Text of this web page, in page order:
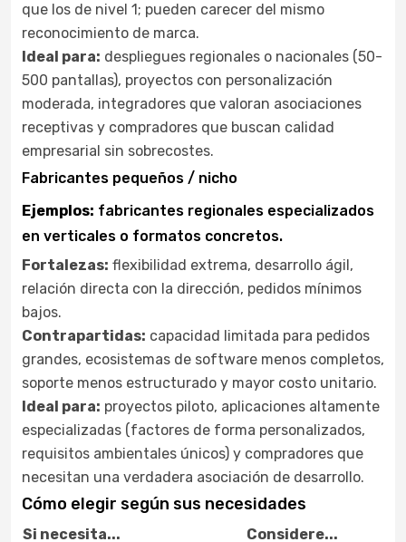
que los de nivel 1; pueden carecer del mismo
reconocimiento de marca.
Ideal para: despliegues regionales o nacionales (50-
500 pantallas), proyectos con personalización
moderada, integradores que valoran asociaciones
receptivas y compradores que buscan calidad
empresarial sin sobrecostes.
Fabricantes pequeños / nicho
Ejemplos: fabricantes regionales especializados
en verticales o formatos concretos.
Fortalezas: flexibilidad extrema, desarrollo ágil,
relación directa con la dirección, pedidos mínimos
bajos.
Contrapartidas: capacidad limitada para pedidos
grandes, ecosistemas de software menos completos,
soporte menos estructurado y mayor costo unitario.
Ideal para: proyectos piloto, aplicaciones altamente
especializadas (factores de forma personalizados,
requisitos ambientales únicos) y compradores que
necesitan una verdadera asociación de desarrollo.
Cómo elegir según sus necesidades
Si necesita... Considere...